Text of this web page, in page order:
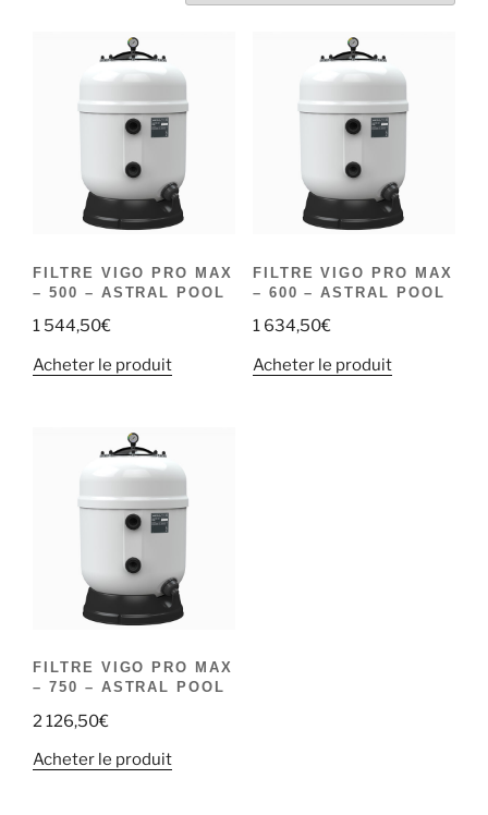
FILTRE VIGO PRO MAX
– 500 – ASTRAL POOL
1 544,50€
Acheter le produit
FILTRE VIGO PRO MAX
– 600 – ASTRAL POOL
1 634,50€
Acheter le produit
FILTRE VIGO PRO MAX
– 750 – ASTRAL POOL
2 126,50€
Acheter le produit